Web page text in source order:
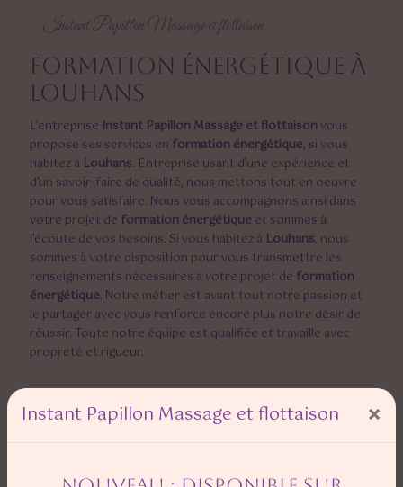
Instant Papillon Massage et flottaison ×
Instant Papillon Massage et flottaison
formation énergétique à
Louhans
L’entreprise Instant Papillon Massage et flottaison vous
propose ses services en formation énergétique, si vous
habitez à Louhans. Entreprise usant d’une expérience et
d’un savoir-faire de qualité, nous mettons tout en oeuvre
pour vous satisfaire. Nous vous accompagnons ainsi dans
votre projet de formation énergétique et sommes à
l’écoute de vos besoins. Si vous habitez à Louhans, nous
sommes à votre disposition pour vous transmettre les
renseignements nécessaires à votre projet de formation
énergétique. Notre métier est avant tout notre passion et
le partager avec vous renforce encore plus notre désir de
réussir. Toute notre équipe est qualifiée et travaille avec
propreté et rigueur.
EN SAVOIR PLUS
CONTACTEZ-NOUS